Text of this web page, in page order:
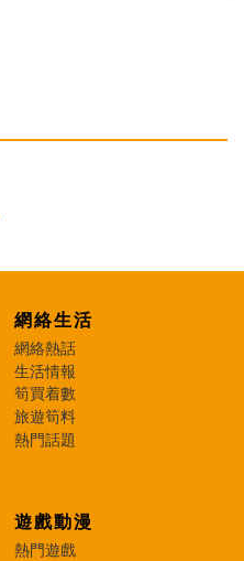
網絡生活
網絡熱話
生活情報
筍買着數
旅遊筍料
熱門話題
遊戲動漫
熱門遊戲